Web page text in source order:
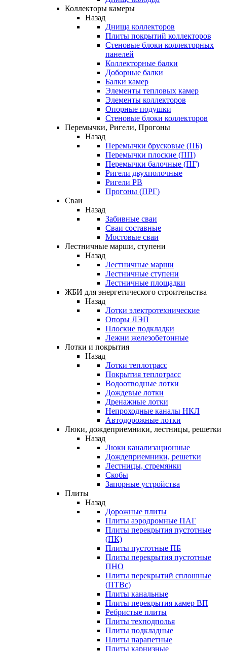
Коллекторы камеры
Назад
Днища коллекторов
Плиты покрытий коллекторов
Стеновые блоки коллекторных
панелей
Коллекторные балки
Доборные балки
Балки камер
Элементы тепловых камер
Элементы коллекторов
Опорные подушки
Стеновые блоки коллекторов
Перемычки, Ригели, Прогоны
Назад
Перемычки брусковые (ПБ)
Перемычки плоские (ПП)
Перемычки балочные (ПГ)
Ригели двухполочные
Ригели РВ
Прогоны (ПРГ)
Сваи
Назад
Забивные сваи
Сваи составные
Мостовые сваи
Лестничные марши, ступени
Назад
Лестничные марши
Лестничные ступени
Лестничные площадки
ЖБИ для энергетического строительства
Назад
Лотки электротехнические
Опоры ЛЭП
Плоские подкладки
Лежни железобетонные
Лотки и покрытия
Назад
Лотки теплотрасс
Покрытия теплотрасс
Водоотводные лотки
Дождевые лотки
Дренажные лотки
Непроходные каналы НКЛ
Автодорожные лотки
Люки, дождеприемники, лестницы, решетки
Назад
Люки канализационные
Дождеприемники, решетки
Лестницы, стремянки
Скобы
Запорные устройства
Плиты
Назад
Дорожные плиты
Плиты аэродромные ПАГ
Плиты перекрытия пустотные
(ПК)
Плиты пустотные ПБ
Плиты перекрытия пустотные
ПНО
Плиты перекрытий сплошные
(ПТВс)
Плиты канальные
Плиты перекрытия камер ВП
Ребристые плиты
Плиты техподполья
Плиты подкладные
Плиты парапетные
Плиты карнизные